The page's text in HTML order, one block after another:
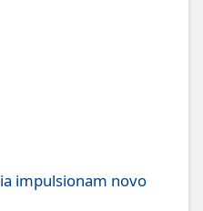
impulsionam novo